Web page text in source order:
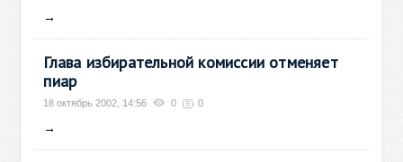
→
Глава избирательной комиссии отменяет
пиар
18 октябрь 2002, 14:56 0 0
→